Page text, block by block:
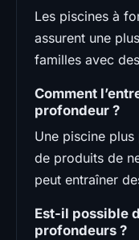
Les piscines à
assurent une
familles avec
Comment
profondeur ?
Une piscine
de produits de
peut entraîner
Est-il possible
profondeurs ?